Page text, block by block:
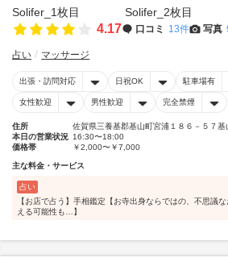
4.17 口コミ 13件 写真
占い マッサージ
出張・訪問対応 日祝OK 駐車場有
女性歓迎 男性歓迎 完全禁煙
住所
佐賀県三養基郡基山町宮浦１８６－５７基
本日の営業状況 16:30〜18:00
価格帯
￥2,000〜￥7,000
主な料金・サービス
占い
【お店で占う】手相鑑定【お寺出身ならではの、不思議
える可能性も…】